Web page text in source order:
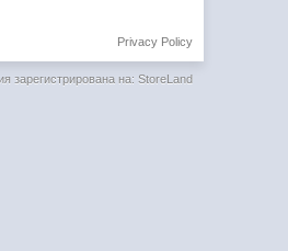
Privacy Policy
зарегистрирована на: StoreLand